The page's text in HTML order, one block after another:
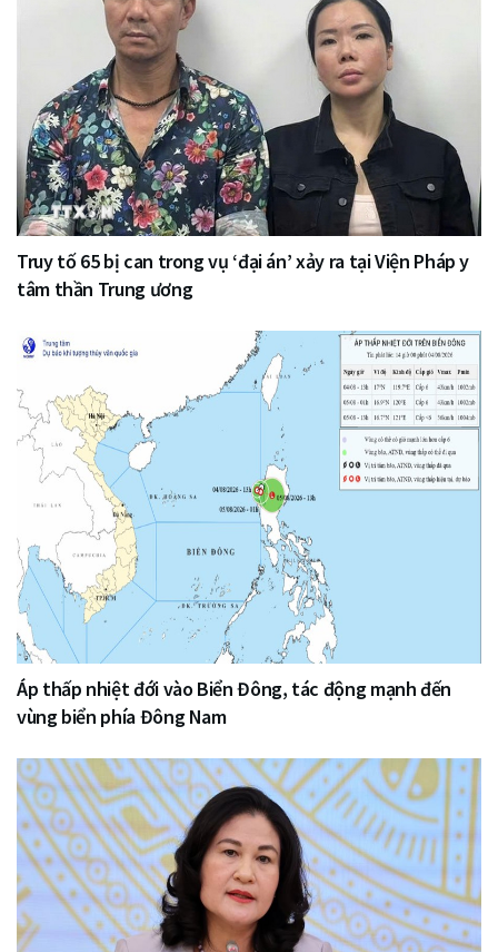
Truy tố 65 bị can trong vụ ‘đại án’ xảy ra tại Viện Pháp y
tâm thần Trung ương
Áp thấp nhiệt đới vào Biển Đông, tác động mạnh đến
vùng biển phía Đông Nam